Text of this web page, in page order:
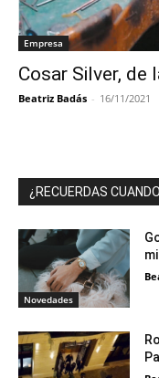
Empresa
Cosar Silver, de
Beatriz Badás - 16/11/2021
¿RECUERDAS
Novedades